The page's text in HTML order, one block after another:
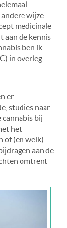
wijze
medicinale
aan de kennis
ben ik
in overleg
er
studies naar
cannabis bij
het
of (en welk)
aan de
omtrent